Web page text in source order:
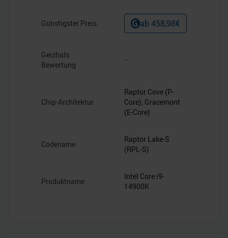
Günstigster Preis ab 458,98€
Geizhals
Bewertung
–
Chip-Architektur
Raptor Cove (P-
Core), Gracemont
(E-Core)
Codename
Raptor Lake-S
(RPL-S)
Produktname
Intel Core i9-
14900K